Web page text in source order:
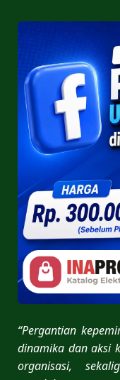
“Pergantian
dinamika dan aksi
organisasi,